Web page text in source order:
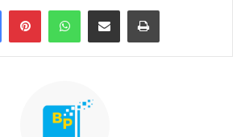
FacebookPinterestWhatsApp
Compartilhar via e-mail Imprimir